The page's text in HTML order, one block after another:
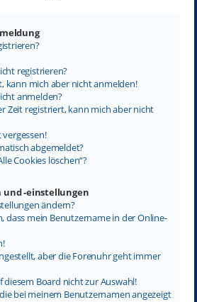
registrieren?
kann mich aber nicht anmelden!
anmelden?
Zeit registriert, kann mich aber nicht
abgemeldet?
Cookies löschen“?
-einstellungen
ändern?
dass mein Benutzername in der Online-
aber die Forenuhr geht immer
diesem Board nicht zur Auswahl!
bei meinem Benutzernamen angezeigt